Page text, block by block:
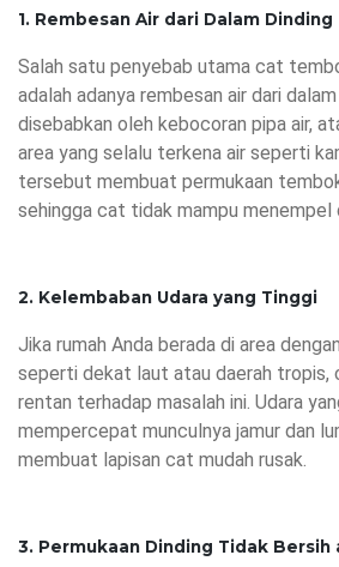
1. Rembesan Air dari Dalam Dinding
Salah satu penyebab utama cat
adalah adanya rembesan air dari
disebabkan oleh kebocoran pipa air,
area yang selalu terkena air seperti
tersebut membuat permukaan
sehingga cat tidak mampu menempel
2. Kelembaban Udara yang Tinggi
Jika rumah Anda berada di area
seperti dekat laut atau daerah tropis,
rentan terhadap masalah ini. Udara
mempercepat munculnya jamur dan
membuat lapisan cat mudah rusak.
3. Permukaan Dinding Tidak Bersih